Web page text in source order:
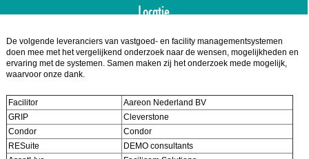
Locatie
De volgende leveranciers van vastgoed- en facility managementsystemen
doen mee met het vergelijkend onderzoek naar de wensen, mogelijkheden en
ervaring met de systemen. Samen maken zij het onderzoek mede mogelijk,
waarvoor onze dank.
Facilitor
Aareon Nederland BV
GRIP
Cleverstone
Condor
Condor
RESuite
DEMO consultants